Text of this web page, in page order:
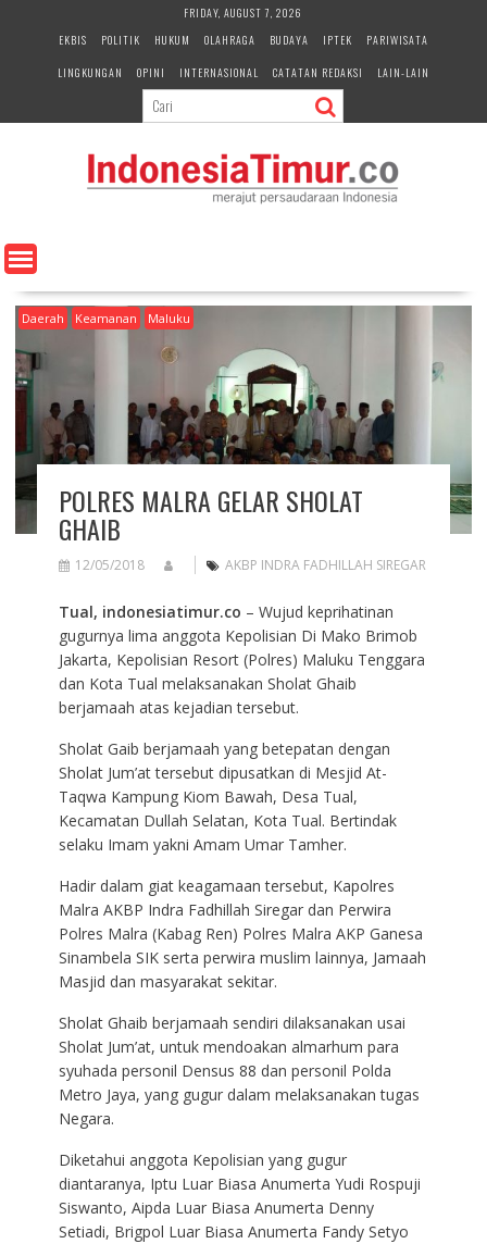
e
n
FRIDAY, AUGUST 7, 2026
EKBIS
POLITIK HUKUM OLAHRAGA BUDAYA IPTEK
PARIWISATA
LINGKUNGAN
OPINI INTERNASIONAL CATATAN REDAKSI LAIN-LAIN
Daerah Keamanan Maluku
POLRES MALRA GELAR SHOLAT
GHAIB
12/05/2018 AKBP INDRA FADHILLAH SIREGAR
Tual, indonesiatimur.co – Wujud keprihatinan
gugurnya lima anggota Kepolisian Di Mako Brimob
Jakarta, Kepolisian Resort (Polres) Maluku Tenggara
dan Kota Tual melaksanakan Sholat Ghaib
berjamaah atas kejadian tersebut.
Sholat Gaib berjamaah yang betepatan dengan
Sholat Jum’at tersebut dipusatkan di Mesjid At-
Taqwa Kampung Kiom Bawah, Desa Tual,
Kecamatan Dullah Selatan, Kota Tual. Bertindak
selaku Imam yakni Amam Umar Tamher.
Hadir dalam giat keagamaan tersebut, Kapolres
Malra AKBP Indra Fadhillah Siregar dan Perwira
Polres Malra (Kabag Ren) Polres Malra AKP Ganesa
Sinambela SIK serta perwira muslim lainnya, Jamaah
Masjid dan masyarakat sekitar.
Sholat Ghaib berjamaah sendiri dilaksanakan usai
Sholat Jum’at, untuk mendoakan almarhum para
syuhada personil Densus 88 dan personil Polda
Metro Jaya, yang gugur dalam melaksanakan tugas
Negara.
Diketahui anggota Kepolisian yang gugur
diantaranya, Iptu Luar Biasa Anumerta Yudi Rospuji
Siswanto, Aipda Luar Biasa Anumerta Denny
Setiadi, Brigpol Luar Biasa Anumerta Fandy Setyo